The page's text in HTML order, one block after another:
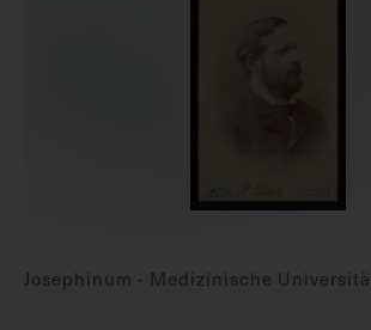
Josephinum - Medizinische